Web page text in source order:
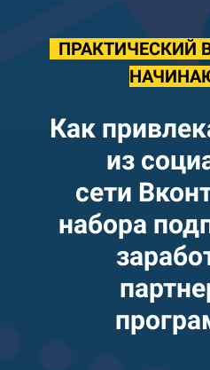
ПРАКТИЧЕСКИЙ
Как
из
сети
набора